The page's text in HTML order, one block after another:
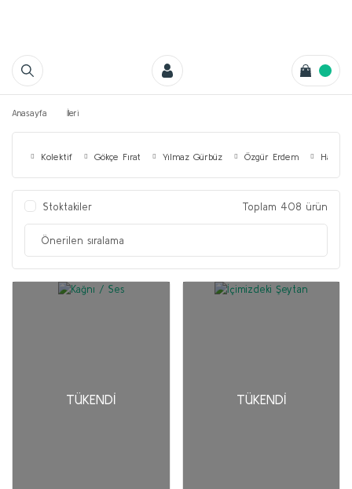
Anasayfa İleri
Kolektif Gökçe Fırat Yılmaz Gürbüz Özgür Erdem Hanri
Stoktakiler Toplam 408 ürün
TÜKENDI TÜKENDI